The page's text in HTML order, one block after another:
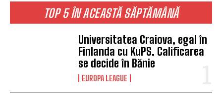
TOP 5 ÎN ACEASTĂ SĂPTĂMÂNĂ
Universitatea Craiova, egal în
Finlanda cu KuPS. Calificarea
se decide în Bănie
EUROPA LEAGUE